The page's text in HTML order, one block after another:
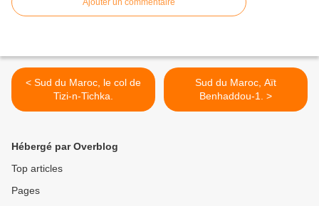
Ajouter un commentaire
< Sud du Maroc, le col de
Tizi-n-Tichka.
Sud du Maroc, Aït
Benhaddou-1. >
Hébergé par Overblog
Top articles
Pages